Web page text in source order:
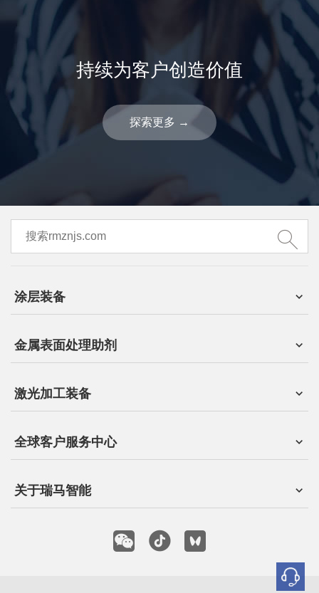
持续为客户创造价值
探索更多 →
涂层装备
金属表面处理助剂
激光加工装备
全球客户服务中心
关于瑞马智能